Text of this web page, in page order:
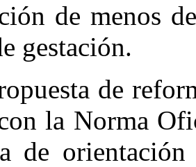
de menos
gestación.
de
la Norma
de